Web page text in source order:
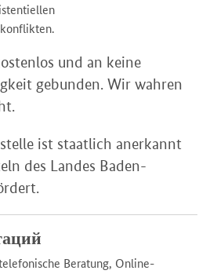
und an keine
gebunden. Wir wahren
ist staatlich anerkannt
des Landes Baden-
Beratung, Online-